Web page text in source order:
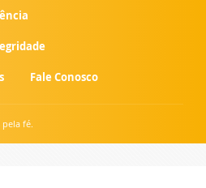
Fale Conosco
fé.